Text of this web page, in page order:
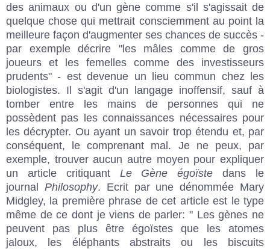
des animaux ou d'un gène comme s'il s'agissait de
quelque chose qui mettrait consciemment au point la
meilleure façon d'augmenter ses chances de succès -
par exemple décrire "les mâles comme de gros
joueurs et les femelles comme des investisseurs
prudents" - est devenue un lieu commun chez les
biologistes. Il s'agit d'un langage inoffensif, sauf à
tomber entre les mains de personnes qui ne
possèdent pas les connaissances nécessaires pour
les décrypter. Ou ayant un savoir trop étendu et, par
conséquent, le comprenant mal. Je ne peux, par
exemple, trouver aucun autre moyen pour expliquer
un article critiquant Le Gène égoïste dans le
journal Philosophy. Ecrit par une dénommée Mary
Midgley, la première phrase de cet article est le type
même de ce dont je viens de parler: " Les gènes ne
peuvent pas plus être égoïstes que les atomes
jaloux, les éléphants abstraits ou les biscuits